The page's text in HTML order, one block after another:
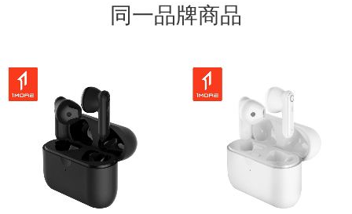
同一品牌商品